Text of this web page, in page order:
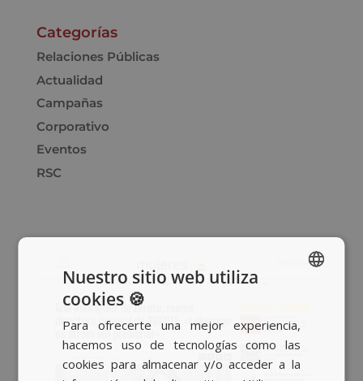
Categorías
Relaciones Públicas
Actualidad
Campañas
Corporativo
Eventos
RSC
BASQUE
Nuestro sitio web utiliza
cookies 🍪
Para ofrecerte una mejor experiencia,
hacemos uso de tecnologías como las
cookies para almacenar y/o acceder a la